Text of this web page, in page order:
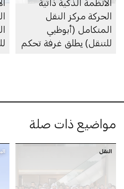
الأنظمة الذكية ذاتية
الحركة مركز النقل
المتكامل (أبوظبي
للتنقل) يطلق غرفة تحكم
مواضيع ذات صلة
النقل